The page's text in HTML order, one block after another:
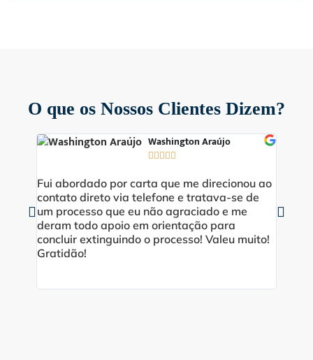
O que os Nossos Clientes Dizem?
Washington Araújo
    
Fui abordado por carta que me direcionou ao
contato direto via telefone e tratava-se de
um processo que eu não agraciado e me
deram todo apoio em orientação para
concluir extinguindo o processo! Valeu muito!
Gratidão!